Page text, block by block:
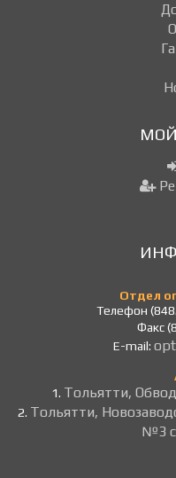
Отдел
Телефон
Факс
E-mail:
1. Тольятти,
2. Тольятти,
№3